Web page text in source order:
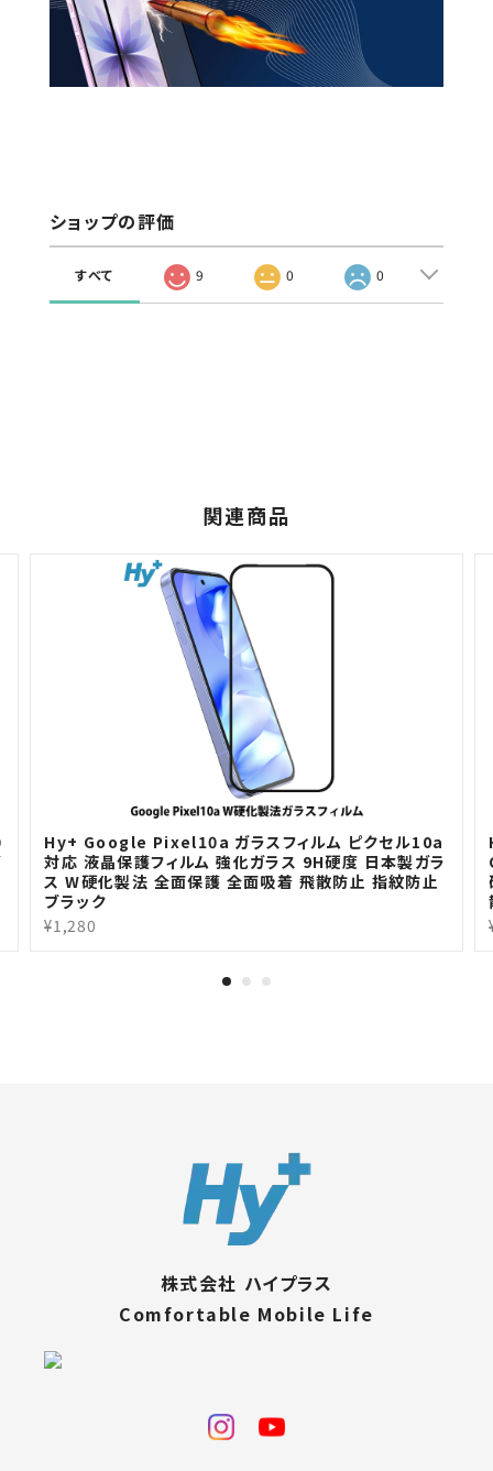
ショップの評価
すべて 9 0 0
関連商品
Hy+ Google Pixel10a ガラスフィルム ピクセル10a
対応 液晶保護フィルム 強化ガラス 9H硬度 日本製ガラ
ス W硬化製法 全面保護 全面吸着 飛散防止 指紋防止
ブラック
¥1,280
株式会社 ハイプラス
Comfortable Mobile Life